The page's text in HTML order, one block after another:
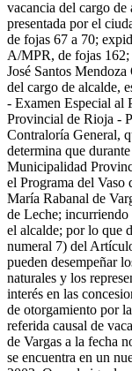
vacancia del cargo
presentada por el
de fojas 67 a 70;
A/MPR, de fojas 162;
José Santos
del cargo de alcalde,
- Examen Especial al
Provincial de Rioja -
Contraloría General,
determina que
Municipalidad
el Programa del Vaso
María Rabanal de
de Leche; incurriendo
el alcalde; por lo que
numeral 7) del
pueden desempeñar
naturales y los
interés en las
de otorgamiento por
referida causal de
de Vargas a la fecha
se encuentra en un